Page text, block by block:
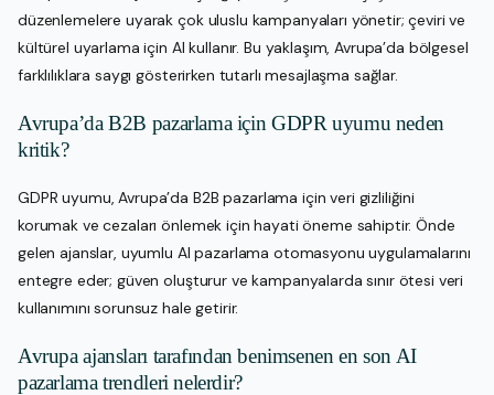
düzenlemelere uyarak çok uluslu kampanyaları yönetir; çeviri ve
kültürel uyarlama için AI kullanır. Bu yaklaşım, Avrupa’da bölgesel
farklılıklara saygı gösterirken tutarlı mesajlaşma sağlar.
Avrupa’da B2B pazarlama için GDPR uyumu neden
kritik?
GDPR uyumu, Avrupa’da B2B pazarlama için veri gizliliğini
korumak ve cezaları önlemek için hayati öneme sahiptir. Önde
gelen ajanslar, uyumlu AI pazarlama otomasyonu uygulamalarını
entegre eder; güven oluşturur ve kampanyalarda sınır ötesi veri
kullanımını sorunsuz hale getirir.
Avrupa ajansları tarafından benimsenen en son AI
pazarlama trendleri nelerdir?